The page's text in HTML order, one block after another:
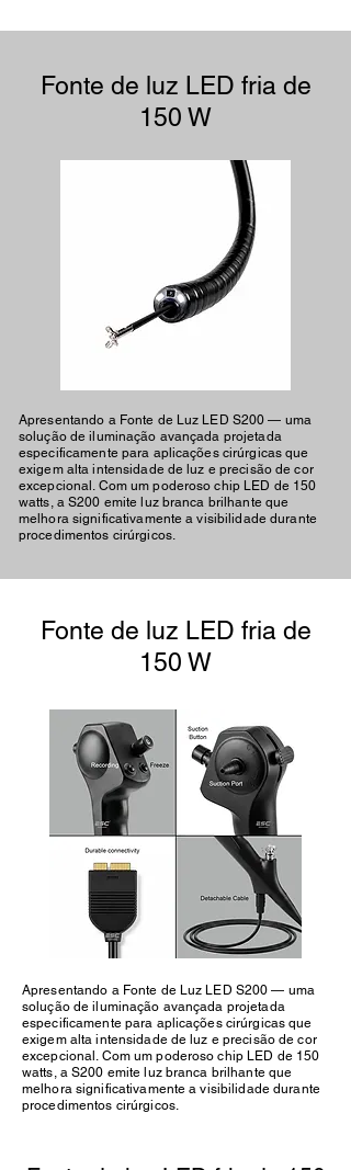
Fonte de luz LED fria de
150 W
Apresentando a Fonte de Luz LED S200 — uma
solução de iluminação avançada projetada
especificamente para aplicações cirúrgicas que
exigem alta intensidade de luz e precisão de cor
excepcional. Com um poderoso chip LED de 150
watts, a S200 emite luz branca brilhante que
melhora significativamente a visibilidade durante
procedimentos cirúrgicos.
Fonte de luz LED fria de
150 W
Apresentando a Fonte de Luz LED S200 — uma
solução de iluminação avançada projetada
especificamente para aplicações cirúrgicas que
exigem alta intensidade de luz e precisão de cor
excepcional. Com um poderoso chip LED de 150
watts, a S200 emite luz branca brilhante que
melhora significativamente a visibilidade durante
procedimentos cirúrgicos.